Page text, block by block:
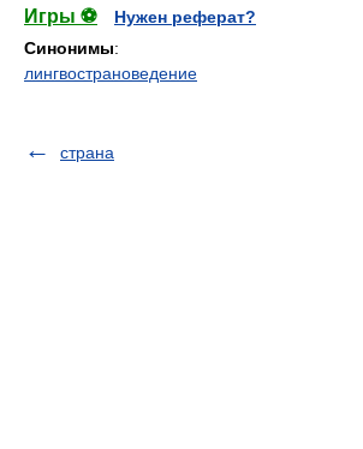
Игры ⚽
Нужен реферат?
Синонимы:
лингвострановедение
страна